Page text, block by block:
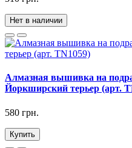
Нет в наличии
Алмазная вышивка на
Йоркширский терьер (арт.
580 грн.
Купить